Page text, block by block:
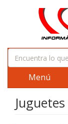
Menú
Juguetes